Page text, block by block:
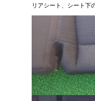
リアシート、シート下